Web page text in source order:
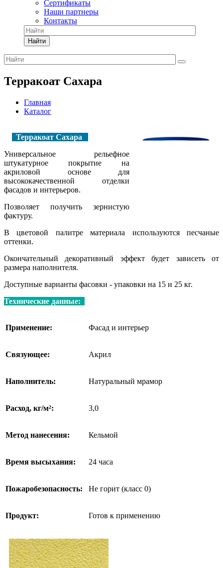
Сертификаты
Наши партнеры
Контакты
Найти
Терракоат Сахара
Главная
Каталог
Терракоат Сахара
Универсальное рельефное
штукатурное покрытие на
акриловой основе для
высококачественной отделки
фасадов и интерьеров.
Позволяет получить зернистую
фактуру.
В цветовой палитре материала используются песчаные
оттенки.
Окончательный декоративный эффект будет зависеть от
размера наполнителя.
Доступные варианты фасовки - упаковки на 15 и 25 кг.
Технические данные:
Применение: Фасад и интерьер
Связующее: Акрил
Наполнитель: Натуральный мрамор
Расход, кг/м²: 3,0
Метод нанесения: Кельмой
Время высыхания: 24 часа
Пожаробезопасность: Не горит (класс 0)
Продукт: Готов к применению